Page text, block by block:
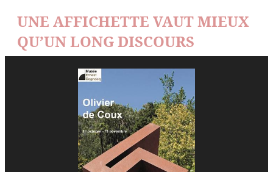
UNE AFFICHETTE VAUT MIEUX
QU’UN LONG DISCOURS